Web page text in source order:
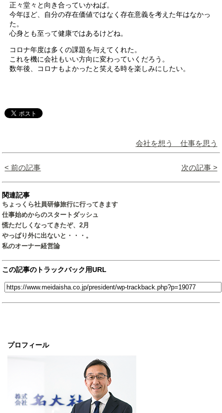
プロフィール
正々堂々と向き合っていかねば。
今年ほど、自分の存在価値ではなく存在意義を考えた年はなかっ
た。
心身とも至って健康ではあるけどね。
コロナ年度は多くの課題を与えてくれた。
これを機に会社もいい方向に変わっていくだろう。
数年後、コロナもよかったと笑える時を楽しみにしたい。
会社を想う 仕事を思う
< 前の記事 次の記事 >
関連記事
ちょっくら社員研修旅行に行ってきます
仕事始めからのスタートダッシュ
慌ただしくなってきたぞ、2月
やっぱり外に出ないと・・・。
私のオーナー経営論
この記事のトラックバック用URL